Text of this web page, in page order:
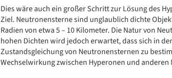
Dies wäre auch ein großer Schritt zur Lösung des
Ziel. Neutronensterne sind unglaublich dichte
Radien von etwa 5 – 10 Kilometer. Die Natur von
hohen Dichten wird jedoch erwartet, dass sich in
Zustandsgleichung von Neutronensternen zu
Wechselwirkung zwischen Hyperonen und